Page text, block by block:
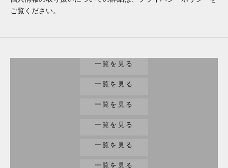
ご覧ください。
一覧を見る
バッグ/財布
一覧を見る
家電
一覧を見る
工具
一覧を見る
趣味/楽器
一覧を見る
ジュエリー
一覧を見る